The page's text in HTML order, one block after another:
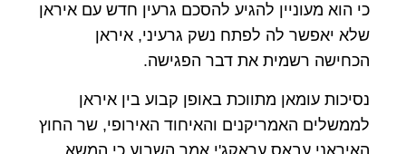
כי הוא מעוניין להגיע להסכם גרעין חדש עם איראן
שלא יאפשר לה לפתח נשק גרעיני, איראן
הכחישה רשמית את דבר הפגישה.
נסיכות עומאן מתווכת באופן קבוע בין איראן
לממשלים האמריקנים והאיחוד האירופי, שר החוץ
האיראני עבאס עראקג'י אמר השבוע כי המשא